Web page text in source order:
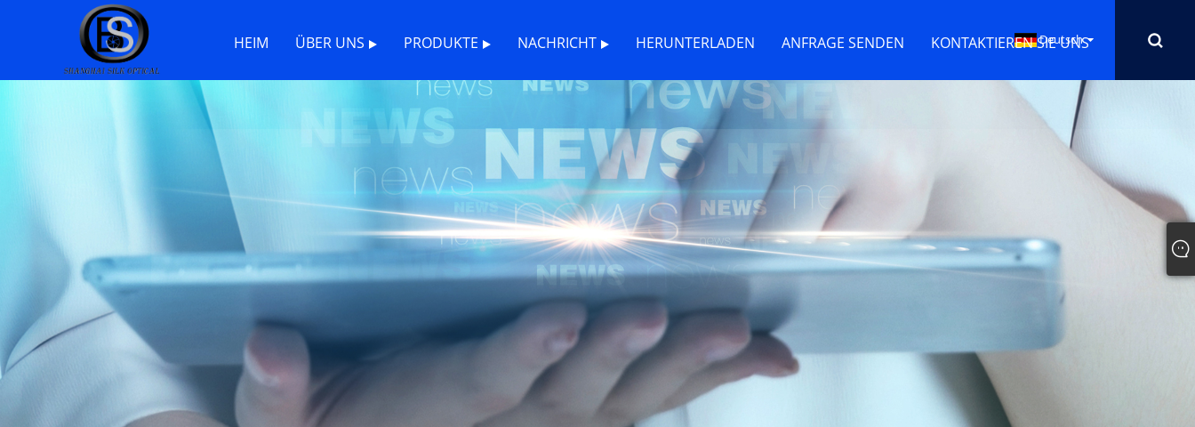
HEIM ÜBER UNS PRODUKTE NACHRICHT HERUNTERLADEN ANFRAGE SENDEN KONTAKTIEREN SIE UNS
Deutsch